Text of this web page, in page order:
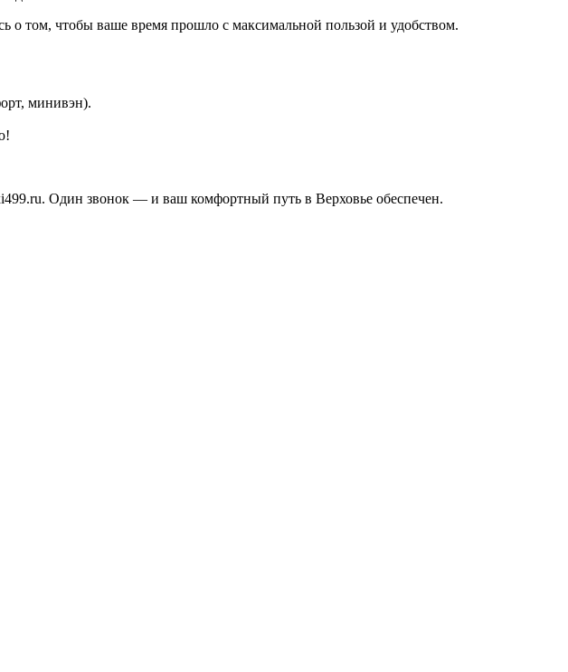
о том, чтобы ваше время прошло с максимальной пользой и удобством.
минивэн).
Один звонок — и ваш комфортный путь в Верховье обеспечен.